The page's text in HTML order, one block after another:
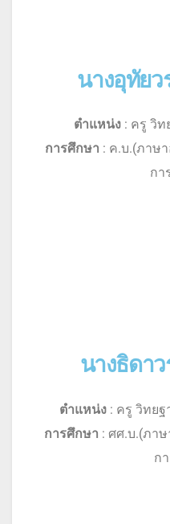
นางอุทัย
ตำแหน่ง : ครู วิ
การศึกษา : ค.บ.(ภาษ
กา
นางธิดา
ตำแหน่ง: ครู วิทยฐ
การศึกษา : ศศ.บ.(ภา
ก